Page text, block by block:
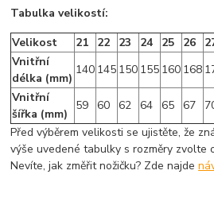
Tabulka velikostí:
Velikost
21 22 23 24 25 26
Vnitřní
délka (mm)
140 145 150 155 160 168
Vnitřní
šířka (mm)
59 60 62 64 65 67
Před výběrem velikosti se ujistěte, že
výše uvedené tabulky s rozměry zvolte
Nevíte, jak změřit nožičku? Zde najde